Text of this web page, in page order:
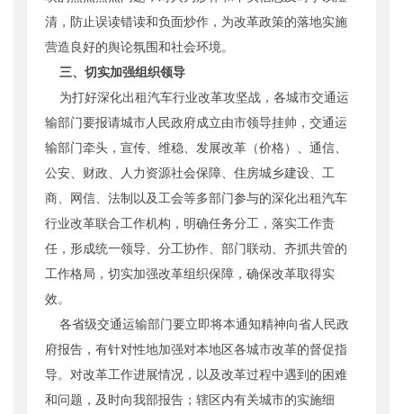
清，防止误读错读和负面炒作，为改革政策的落地实施
营造良好的舆论氛围和社会环境。
三、切实加强组织领导
为打好深化出租汽车行业改革攻坚战，各城市交通运
输部门要报请城市人民政府成立由市领导挂帅，交通运
输部门牵头，宣传、维稳、发展改革（价格）、通信、
公安、财政、人力资源社会保障、住房城乡建设、工
商、网信、法制以及工会等多部门参与的深化出租汽车
行业改革联合工作机构，明确任务分工，落实工作责
任，形成统一领导、分工协作、部门联动、齐抓共管的
工作格局，切实加强改革组织保障，确保改革取得实
效。
各省级交通运输部门要立即将本通知精神向省人民政
府报告，有针对性地加强对本地区各城市改革的督促指
导。对改革工作进展情况，以及改革过程中遇到的困难
和问题，及时向我部报告；辖区内有关城市的实施细